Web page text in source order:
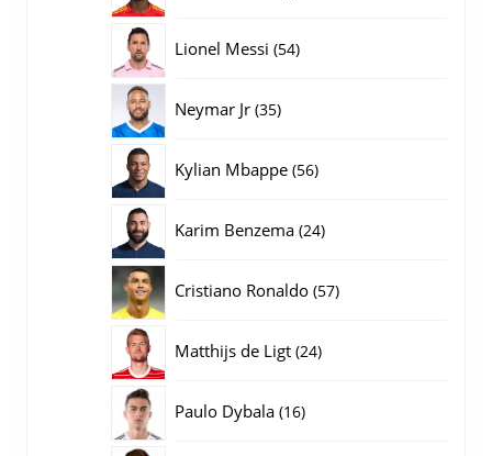
Lionel Messi 5454
Neymar Jr 3535
Kylian Mbappe 5656
Karim Benzema 2424
Cristiano Ronaldo 5757
Matthijs de Ligt 2424
Paulo Dybala 1616